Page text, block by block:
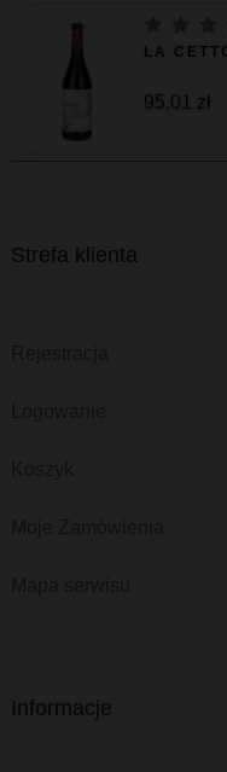
LA
95,01 zł
Strefa klienta
Informacje